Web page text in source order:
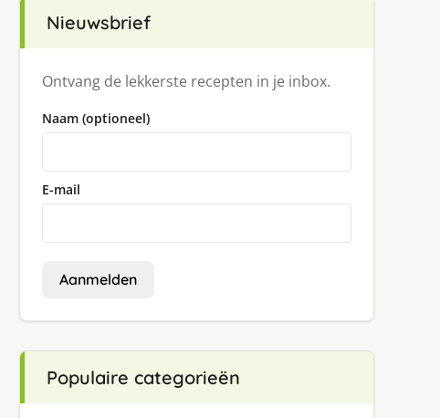
Nieuwsbrief
Ontvang de lekkerste recepten in je inbox.
Naam (optioneel)
E-mail
Aanmelden
Populaire categorieën